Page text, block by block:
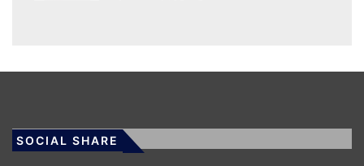
SOCIAL SHARE